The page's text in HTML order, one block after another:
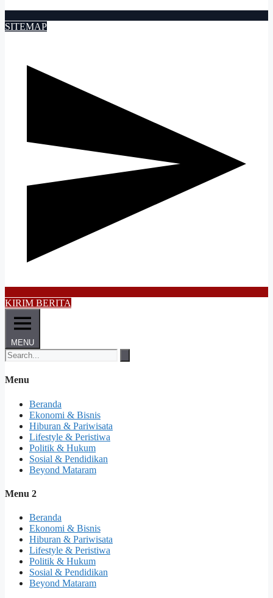
SITEMAP
KIRIM BERITA
MENU
Menu
Beranda
Ekonomi & Bisnis
Hiburan & Pariwisata
Lifestyle & Peristiwa
Politik & Hukum
Sosial & Pendidikan
Beyond Mataram
Menu 2
Beranda
Ekonomi & Bisnis
Hiburan & Pariwisata
Lifestyle & Peristiwa
Politik & Hukum
Sosial & Pendidikan
Beyond Mataram